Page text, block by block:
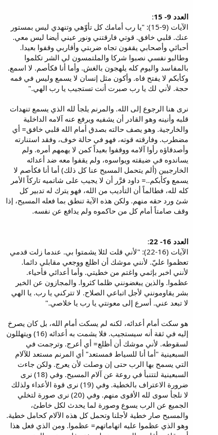
العدد 9- 15
:
الآيات (9-15): "يا رب أمامك كل تأوّهي وتنهدي ليس بمستور
عنك. قلبي خافق. قوتي فارقتني ونور عيني أيضا ليس معي.
أحبائي وأصحابي يقفون تجاه ضربتي وأقاربي وقفوا بعيدا.
وطالبو نفسي نصبوا شركا والملتمسون لي الشر تكلموا
بالمفاسد واليوم كله يلهجون بالغش. وأما أنا فكأصم. لا اسمع.
وكأبكم لا يفتح فاه. وأكون مثل إنسان لا يسمع وليس في فمه
حجة. لأني لك يا رب صبرت أنت تستجيب يا رب الهي."
نرى هنا الرجوع إلى الله. والمرنم يلجأ لله الذي يسمع تنهدات
قلبه وأنينه وهو القادر أن يشفيه ويرفع عنه آلامه الداخلية
والخارجية. وهو يصف حالته بصدق أمام الله قلبي خافق= أي
مضطرب. وفارقته قوته، فهو في حالة خوف، وفقد استنارته
وأصدقاؤه رأوا آلامه ووقفوا بعيداً كمن لا يهمهم أمره. ولم
يساندوه في ضيقته ويواسوه، ولم يقفوا معه ضد أعدائه
الخارجيين (ألم يتحمل المسيح عنا كل ذلك) أما أنا فكأصم لا
يسمع وكأبكم..= داود قرَّر أن لا يجيب على شاتميه تاركاً الأمر
كله لله، فطالماً أن التأديب من الله، فهو يترك له تدبير كل
شئ ورد حقه منهم. ولكن هذه الآية تنطق بما فعله المسيح، إذا
وقف صامتاً أمام كل من حاكموه ولم يدافع عن نفسه.
العدد 16- 22
:
الآيات (16-22): "لأني قلت لئلا يشمتوا بي. عندما زلت قدمي
تعظموا عليّ. لأنني موشك أن اظلع ووجعي مقابلي دائما‏.
لأنني اخبر بإثمي واغتم من خطيتي. وأما أعدائي فأحياء.
عظموا. والذين يبغضونني ظلما كثروا. والمجازون عن الخير
بشر يقاومونني لأجل اتباعي الصلاح. لا تتركني يا رب. يا الهي
لا تبعد عني. أسرع إلى معونتي يا رب يا خلاصي."
هو سكت أمام أعدائه، لكنه لم يسكت أمام الله، بل كان يصرخ
إليه في ثقة أنه سيستجيب. فلا يشمت به أعدائه (16) ويتهللون
لسقوطه. لأني موشك أن أظلع= أي أعرج. وترجمت في
السبعينية "أما أنا للسياط فمستعد" أي المرنم مستعد للآلام
التي يسمح بها الرب حتى إن وصلت لأن يعرج. ولكن جاءت
السبعينية لتتنبأ في روعة عن آلام المسيح. وفي (18) نرى
ضرورة الاعتراف بالخطية. وفي (19) نرى قوة الأعداء ولذلك
لا نلجأ سوى لله الأقوى منهم. وفي (20) نرى صورة لتخلي
الجميع عن الرب يسوع وصورة لما يحدث لكل خاطئ،
والمسيح صار خطية لأجلنا وتحمل كل هذه الآلام كحامل خطية.
وهو الذي عظموا عليه اتهاماتهم= عظموا. ومن الذي فعل هذا